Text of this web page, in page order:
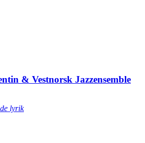
& Vestnorsk Jazzensemble
lyrik